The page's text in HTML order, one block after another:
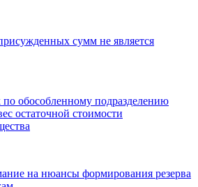
сумм не является
обособленному подразделению
остаточной стоимости
на нюансы формирования резерва